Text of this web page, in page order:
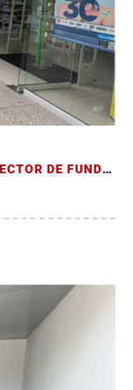
ALQUILER ÁREA DE BURBUJA EN EL SECTOR DE FUNDADORES